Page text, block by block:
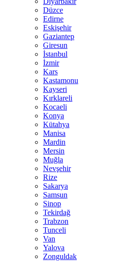
Düzce
Edirne
Eskişehir
Gaziantep
Giresun
İstanbul
İzmir
Kars
Kastamonu
Kayseri
Kırklareli
Kocaeli
Konya
Kütahya
Manisa
Mardin
Mersin
Muğla
Nevşehir
Rize
Sakarya
Samsun
Sinop
Tekirdağ
Trabzon
Tunceli
Van
Yalova
Zonguldak